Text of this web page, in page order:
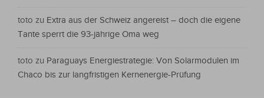
toto zu Extra aus der Schweiz angereist – doch die eigene
Tante sperrt die 93-jährige Oma weg
toto zu Paraguays Energiestrategie: Von Solarmodulen im
Chaco bis zur langfristigen Kernenergie-Prüfung